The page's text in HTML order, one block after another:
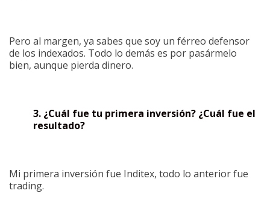
Pero al margen, ya sabes que soy un férreo defensor
de los indexados. Todo lo demás es por pasármelo
bien, aunque pierda dinero.
3. ¿Cuál fue tu primera inversión? ¿Cuál fue el
resultado?
Mi primera inversión fue Inditex, todo lo anterior fue
trading.